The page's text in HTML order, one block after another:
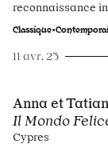
reconnaissance
11 avr. 23
Anna et
Il Mondo
Cypres